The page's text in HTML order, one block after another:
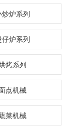
炒炉系列
仔炉系列
烤系列
点机械
菜机械